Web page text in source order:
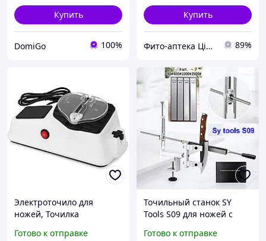
Купить
DomiGo 100%
Купить
Фито-аптека Цілюще джерело 89%
Электроточило для
ножей, Точилка
Поворотная точилка для
Готово к отправке
Точильный станок SY
Tools S09 для ножей с
профессиональная
Готово к отправке